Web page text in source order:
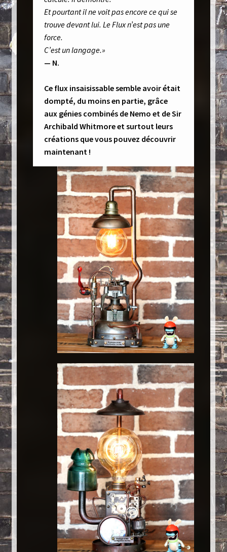
Et pourtant il ne voit pas encore ce qui se
trouve devant lui. Le Flux n’est pas une
force.
C’est un langage.»
— N.
Ce flux insaisissable semble avoir était
dompté, du moins en partie, grâce
aux génies combinés de Nemo et de Sir
Archibald Whitmore et surtout leurs
créations que vous pouvez découvrir
maintenant !